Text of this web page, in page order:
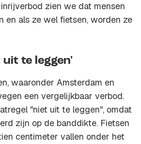
zien we dat mensen
en als ze wel fietsen, worden ze
te leggen'
waaronder Amsterdam en
een vergelijkbaar verbod.
"niet uit te leggen", omdat
zijn op de banddikte. Fietsen
centimeter vallen onder het